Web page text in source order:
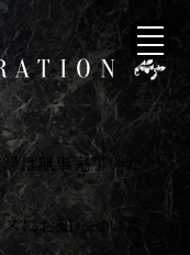
は無事完了いたし
にお知らせいたし